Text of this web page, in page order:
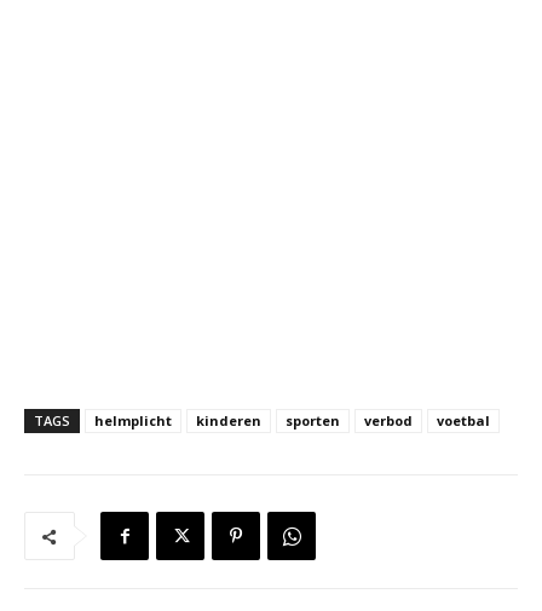
TAGS helmplicht kinderen sporten verbod voetbal